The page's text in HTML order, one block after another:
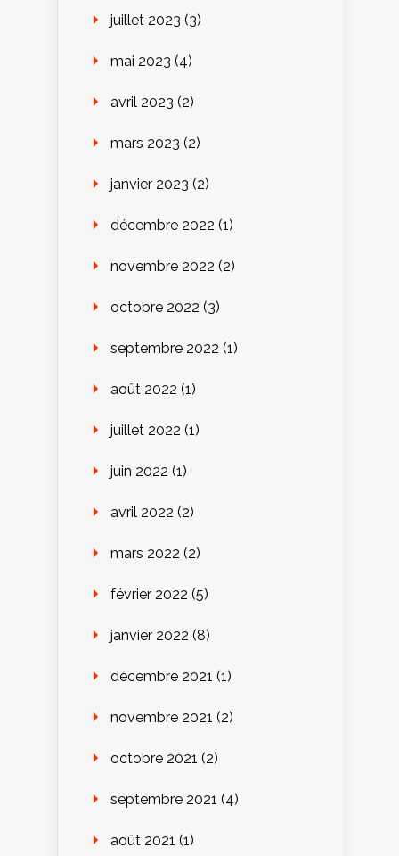
juillet 2023 (3)
mai 2023 (4)
avril 2023 (2)
mars 2023 (2)
janvier 2023 (2)
décembre 2022 (1)
novembre 2022 (2)
octobre 2022 (3)
septembre 2022 (1)
août 2022 (1)
juillet 2022 (1)
juin 2022 (1)
avril 2022 (2)
mars 2022 (2)
février 2022 (5)
janvier 2022 (8)
décembre 2021 (1)
novembre 2021 (2)
octobre 2021 (2)
septembre 2021 (4)
août 2021 (1)